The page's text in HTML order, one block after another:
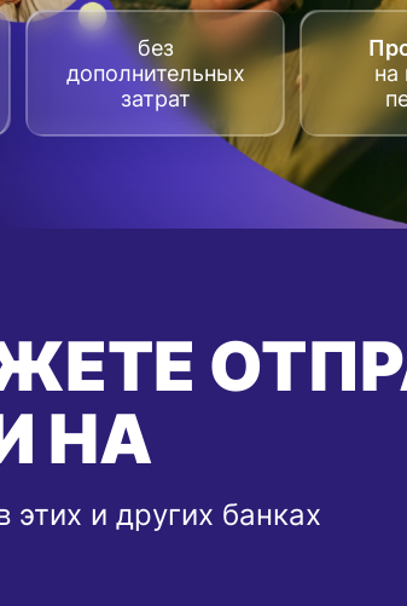
без
дополнительных
затрат
на
НА
этих и других банках